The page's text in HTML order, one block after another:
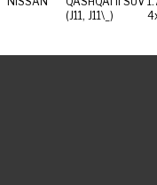
(J11, J11\_)